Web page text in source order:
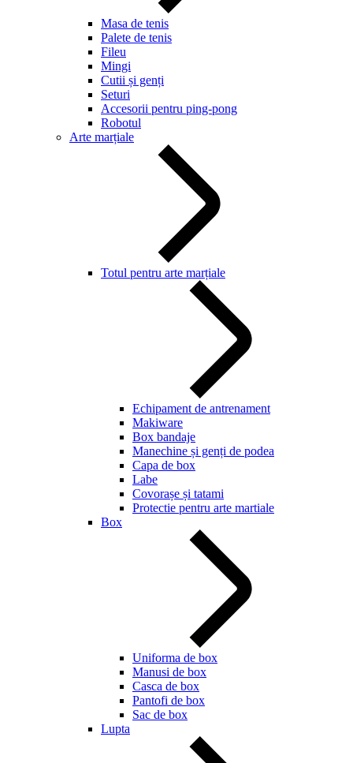
Masa de tenis
Palete de tenis
Fileu
Mingi
Cutii și genți
Seturi
Accesorii pentru ping-pong
Robotul
Arte marțiale
Totul pentru arte marțiale
Echipament de antrenament
Makiware
Box bandaje
Manechine și genți de podea
Capa de box
Labe
Covorașe și tatami
Protectie pentru arte martiale
Box
Uniforma de box
Manusi de box
Casca de box
Pantofi de box
Sac de box
Lupta